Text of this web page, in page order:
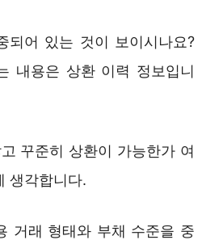
되어 있는 것이 보이시나요?
내용은 상환 이력 정보입니
꾸준히 상환이 가능한가 여
생각합니다.
거래 형태와 부채 수준을 중